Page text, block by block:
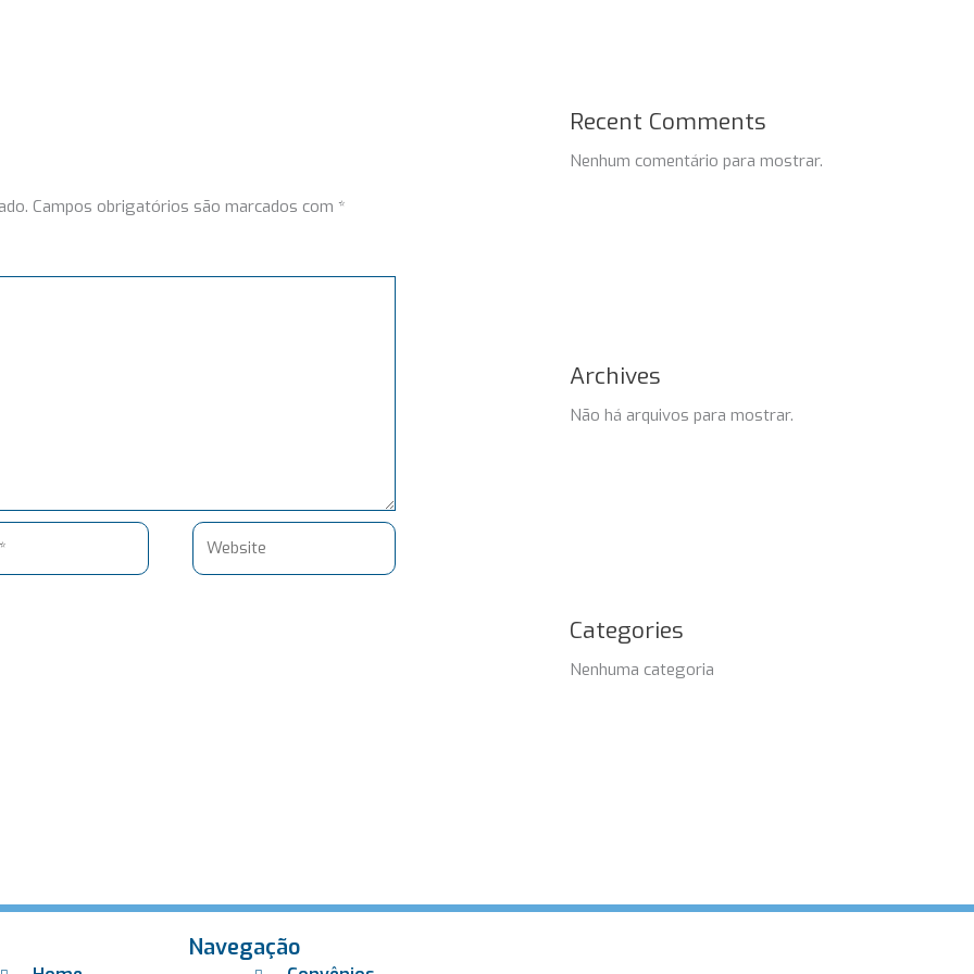
Campos obrigatórios são marcados com *
Recent Comments
Nenhum comentário para mostrar.
Archives
Não há arquivos para mostrar.
Categories
Nenhuma categoria
Navegação